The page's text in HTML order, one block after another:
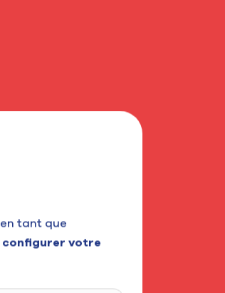
en tant que
configurer votre